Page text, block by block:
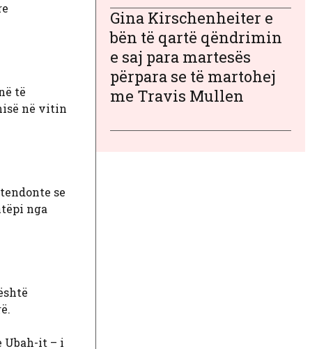
të
në vitin
se
nga
Ubah-it – i
Gina Kirschenheiter e
bën të qartë qëndrimin
e saj para martesës
përpara se të martohej
me Travis Mullen